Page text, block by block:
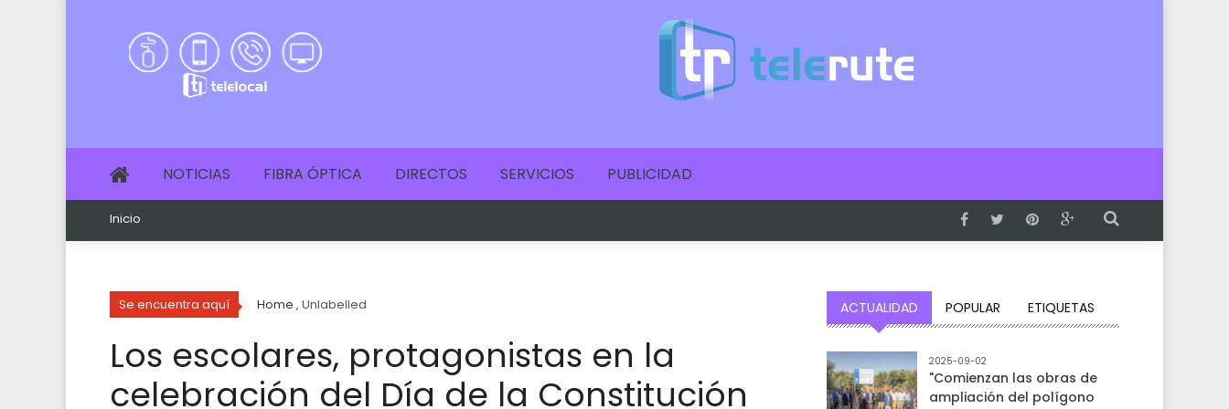
NOTICIAS FIBRA ÓPTICA DIRECTOS SERVICIOS PUBLICIDAD
Inicio
Se encuentra aquí Home , Unlabelled
Los escolares, protagonistas en la
celebración del Día de la Constitución
ACTUALIDAD POPULAR ETIQUETAS
2025-09-02
"Comienzan las obras de
ampliación del polígono